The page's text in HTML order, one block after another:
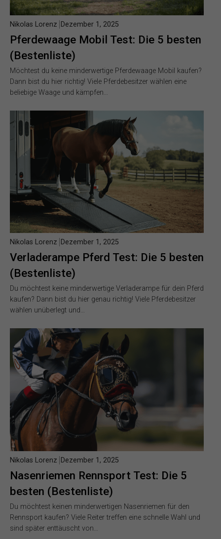
Pferdewaage Mobil Test: Die 5 besten
(Bestenliste)
Nikolas Lorenz Dezember 1, 2025
Möchtest du keine minderwertige Pferdewaage Mobil kaufen?
Dann bist du hier richtig! Viele Pferdebesitzer wählen eine
beliebige Waage und kämpfen…
Verladerampe Pferd Test: Die 5 besten
(Bestenliste)
Nikolas Lorenz Dezember 1, 2025
Du möchtest keine minderwertige Verladerampe für dein Pferd
kaufen? Dann bist du hier genau richtig! Viele Pferdebesitzer
wählen unüberlegt und…
Nasenriemen Rennsport Test: Die 5
besten (Bestenliste)
Nikolas Lorenz Dezember 1, 2025
Du möchtest keinen minderwertigen Nasenriemen für den
Rennsport kaufen? Viele Reiter treffen eine schnelle Wahl und
sind später enttäuscht von…